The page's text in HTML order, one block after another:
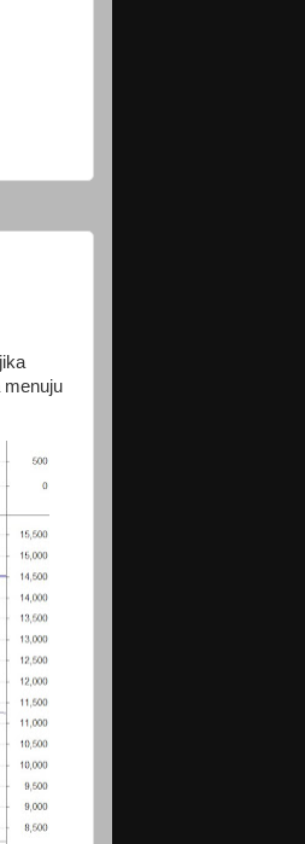
menuju